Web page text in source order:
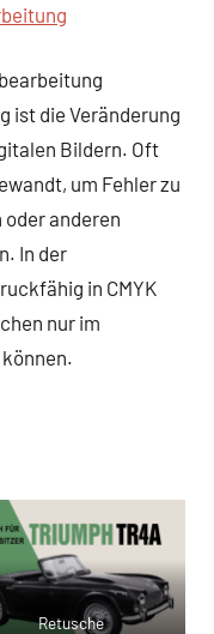
ist die Veränderung
Bildern. Oft
um Fehler zu
anderen
In der
in CMYK
nur im
Retusche